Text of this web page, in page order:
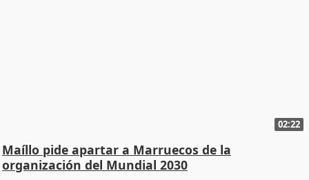
02:22
Maíllo pide apartar a Marruecos de la
organización del Mundial 2030